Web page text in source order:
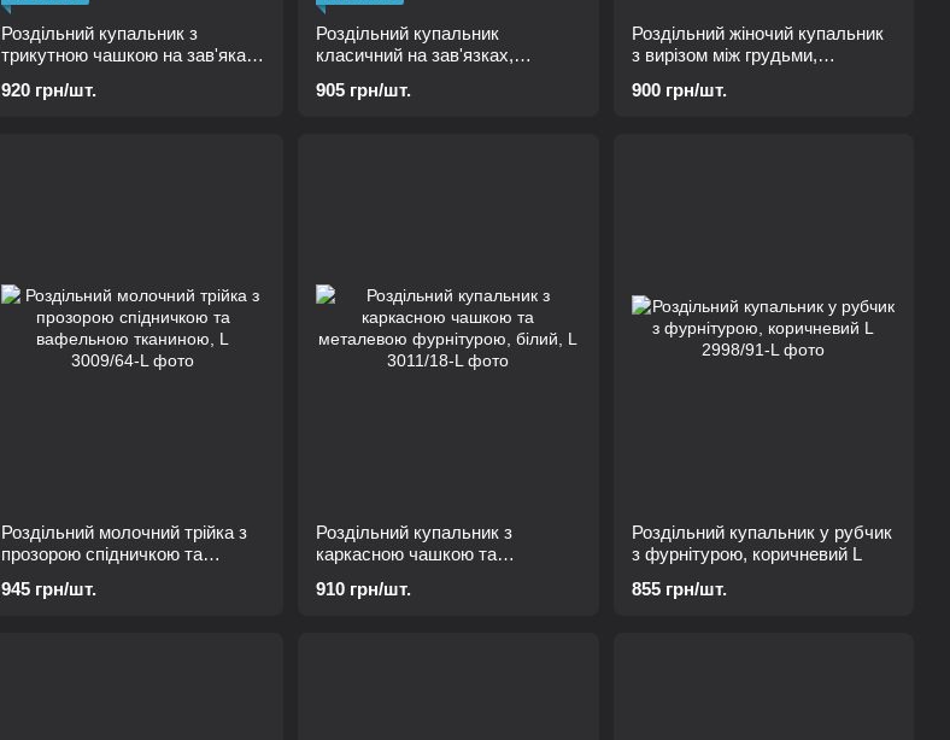
Роздільний купальник з
трикутною чашкою на зав'яках,
920 грн/шт.
Роздільний купальник
класичний на зав'язках,
905 грн/шт.
Роздільний жіночий купальник
з вирізом між грудьми,
900 грн/шт.
Роздільний молочний трійка з
прозорою спідничкою та
945 грн/шт.
Роздільний купальник з
каркасною чашкою та
L
910 грн/шт.
Роздільний купальник у рубчик
з фурнітурою, коричневий L
855 грн/шт.